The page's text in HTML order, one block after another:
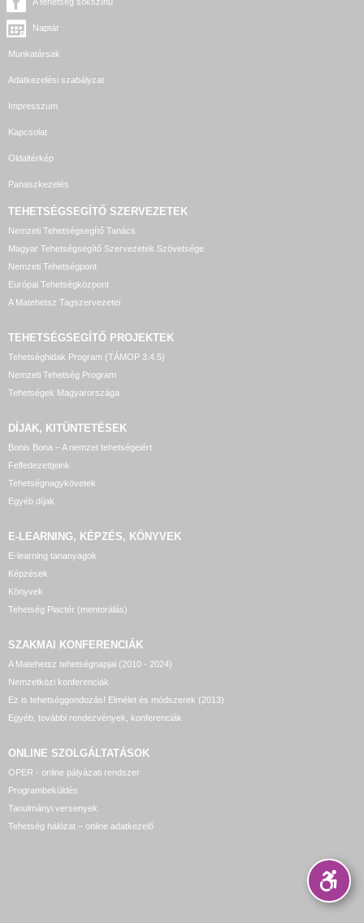
Naptár
Munkatársak
Adatkezelési szabályzat
Impresszum
Kapcsolat
Oldaltérkép
Panaszkezelés
TEHETSÉGSEGÍTŐ SZERVEZETEK
Nemzeti Tehetségsegítő Tanács
Magyar Tehetségsegítő Szervezetek Szövetsége
Nemzeti Tehetségpont
Európai Tehetségközpont
A Matehetsz Tagszervezetei
TEHETSÉGSEGÍTŐ PROJEKTEK
Tehetséghidak Program (TÁMOP 3.4.5)
Nemzeti Tehetség Program
Tehetségek Magyarországa
DÍJAK, KITÜNTETÉSEK
Bonis Bona – A nemzet tehetségeiért
Felfedezettjeink
Tehetségnagykövetek
Egyéb díjak
E-LEARNING, KÉPZÉS, KÖNYVEK
E-learning tananyagok
Képzések
Könyvek
Tehetség Piactér (mentorálás)
SZAKMAI KONFERENCIÁK
A Matehetsz tehetségnapjai (2010 - 2024)
Nemzetközi konferenciák
Ez is tehetséggondozás! Elmélet és módszerek (2013)
Egyéb, további rendezvények, konferenciák
ONLINE SZOLGÁLTATÁSOK
OPER - online pályázati rendszer
Programbeküldés
Tanulmányi versenyek
Tehetség hálózat – online adatkezelő